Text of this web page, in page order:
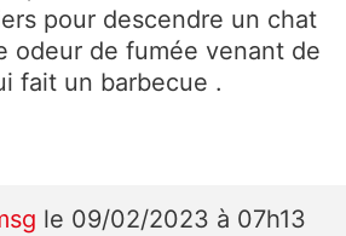
pour descendre un chat
odeur de fumée venant de
fait un barbecue .
le 09/02/2023 à 07h13